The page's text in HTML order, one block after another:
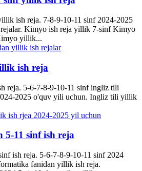
ish reja. 7-8-9-10-11 sinf 2024-2025
Kimyo ish reja yillik 7-sinf Kimyo
yillik...
ish reja
reja. 5-6-7-8-9-10-11 sinf ingliz tili
2025 o'quv yili uchun. Ingliz tili yillik
11 sinf ish reja
ish reja. 5-6-7-8-9-10-11 sinf 2024
fanidan yillik ish reja.